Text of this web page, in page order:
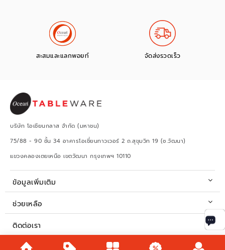
สะสมและแลกพอยท์ จัดส่งรวดเร็ว
บริษัท โอเชียนกลาส จำกัด (มหาชน)
75/88 - 90 ชั้น 34 อาคารโอเชี่ยนทาวเวอร์ 2 ถ.สุขุมวิท 19 (ซ.วัฒนา)
แขวงคลองเตยเหนือ เขตวัฒนา กรุงเทพฯ 10110
ข้อมูลเพิ่มเติม
ช่วยเหลือ
ติดต่อเรา
เวลาทำการ